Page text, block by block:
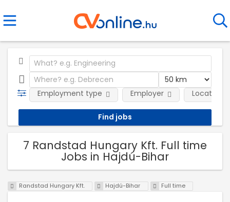
Employment type Employer Location
7 Randstad Hungary Kft. Full time
Jobs in Hajdú-Bihar
Randstad Hungary Kft. Hajdú-Bihar Full time